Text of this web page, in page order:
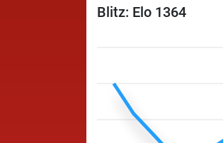
Blitz: Elo 1364